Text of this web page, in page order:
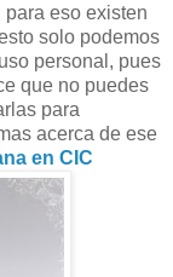
eso existen
solo podemos
personal, pues
que no puedes
para
acerca de ese
en CIC